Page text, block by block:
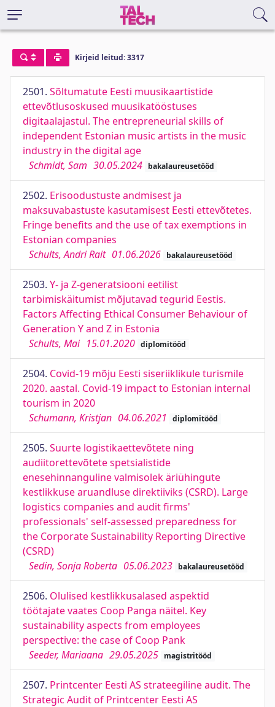
Kirjeid leitud: 3317
2501. Sõltumatute Eesti muusikaartistide
ettevõtlusoskused muusikatööstuses
digitaalajastul. The entrepreneurial skills of
independent Estonian music artists in the music
industry in the digital age
Schmidt, Sam 30.05.2024 bakalaureusetööd
2502. Erisoodustuste andmisest ja
maksuvabastuste kasutamisest Eesti ettevõtetes.
Fringe benefits and the use of tax exemptions in
Estonian companies
Schults, Andri Rait 01.06.2026 bakalaureusetööd
2503. Y- ja Z-generatsiooni eetilist
tarbimiskäitumist mõjutavad tegurid Eestis.
Factors Affecting Ethical Consumer Behaviour of
Generation Y and Z in Estonia
Schults, Mai 15.01.2020 diplomitööd
2504. Covid-19 mõju Eesti siseriiklikule turismile
2020. aastal. Covid-19 impact to Estonian internal
tourism in 2020
Schumann, Kristjan 04.06.2021 diplomitööd
2505. Suurte logistikaettevõtete ning
audiitorettevõtete spetsialistide
enesehinnanguline valmisolek äriühingute
kestlikkuse aruandluse direktiiviks (CSRD). Large
logistics companies and audit firms'
professionals' self-assessed preparedness for
the Corporate Sustainability Reporting Directive
(CSRD)
Sedin, Sonja Roberta 05.06.2023 bakalaureusetööd
2506. Olulised kestlikkusalased aspektid
töötajate vaates Coop Panga näitel. Key
sustainability aspects from employees
perspective: the case of Coop Pank
Seeder, Mariaana 29.05.2025 magistritööd
2507. Printcenter Eesti AS strateegiline audit. The
Strategic Audit of Printcenter Eesti AS